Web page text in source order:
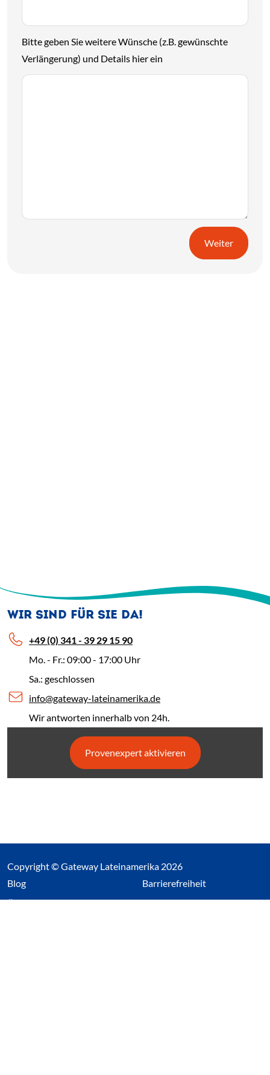
Bitte geben Sie weitere Wünsche (z.B. gewünschte
Verlängerung) und Details hier ein
Weiter
WIR SIND FÜR SIE DA!
+49 (0) 341 - 39 29 15 90
Mo. - Fr.: 09:00 - 17:00 Uhr
Sa.: geschlossen
info@gateway-lateinamerika.de
Wir antworten innerhalb von 24h.
Provenexpert aktivieren
Copyright © Gateway Lateinamerika 2026
Blog(Link öffnet einen neuen Tab)
Über uns
Barrierefreiheit
Impressum